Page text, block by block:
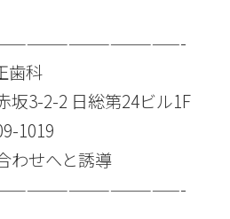
歯科
坂3-2-2 日総第24ビル1F
1019
わせへと誘導